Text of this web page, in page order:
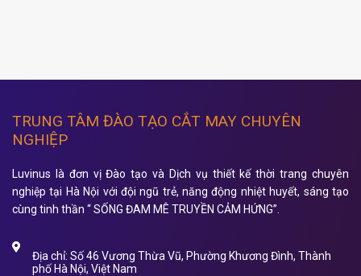
TRUNG TÂM ĐÀO TẠO CẮT MAY CHUYÊN
NGHIỆP
Luvinus là đơn vị Đào tạo và Dịch vụ thiết kế thời trang chuyên
nghiệp tại Hà Nội với đội ngũ trẻ, năng động nhiệt huyết, sáng tạo
cùng tinh thần “ SỐNG ĐAM MÊ TRUYỀN CẢM HỨNG”.
Địa chỉ: Số 46 Vương Thừa Vũ, Phường Khương Đình, Thành
phố Hà Nội, Việt Nam